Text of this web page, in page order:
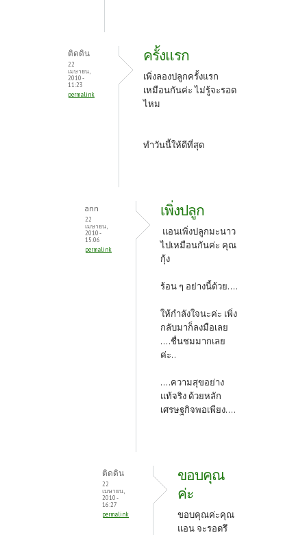
ติดดิน
22
เมษายน,
2010 -
11:23
permalink
ครั้งแรก
เพิ่งลองปลูกครั้งแรก
เหมือนกันค่ะ ไม่รู้จะรอด
ไหม
ทำวันนี้ให้ดีที่สุด
ann
22
เมษายน,
2010 -
15:06
permalink
เพิ่งปลูก
แอนเพิ่งปลูกมะนาว
ไปเหมือนกันค่ะ คุณ
กุ้ง
ร้อน ๆ อย่างนี้ด้วย....
ให้กำลังใจนะค่ะ เพิ่ง
กลับมาก็ลงมือเลย
....ชื่นชมมากเลย
ค่ะ..
....ความสุขอย่าง
แท้จริง ด้วยหลัก
เศรษฐกิจพอเพียง....
ติดดิน
22
เมษายน,
2010 -
16:27
permalink
ขอบคุณ
ค่ะ
ขอบคุณค่ะคุณ
แอน จะรอดรึ